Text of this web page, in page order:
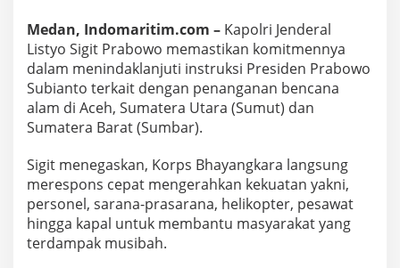
o
n
e
l
a
n
o
g
s
t
i
Medan, Indomaritim.com – Kapolri Jenderal
Listyo Sigit Prabowo memastikan komitmennya
dalam menindaklanjuti instruksi Presiden Prabowo
Subianto terkait dengan penanganan bencana
alam di Aceh, Sumatera Utara (Sumut) dan
Sumatera Barat (Sumbar).
Sigit menegaskan, Korps Bhayangkara langsung
merespons cepat mengerahkan kekuatan yakni,
personel, sarana-prasarana, helikopter, pesawat
hingga kapal untuk membantu masyarakat yang
terdampak musibah.